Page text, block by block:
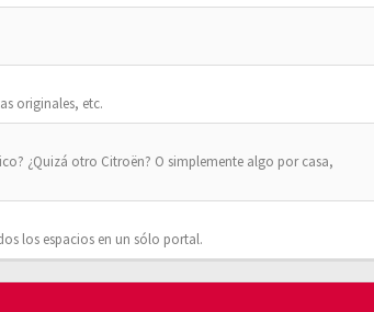
originales, etc.
¿Quizá otro Citroën? O simplemente algo por casa,
los espacios en un sólo portal.